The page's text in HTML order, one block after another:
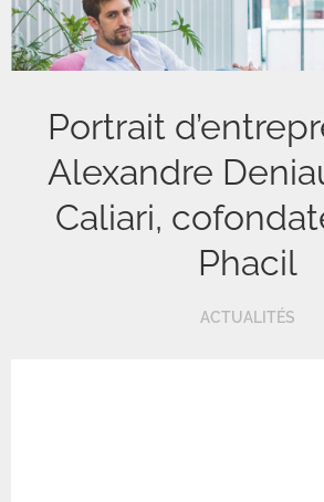
Portrait
Alexandre
Caliari,
Phacil
ACTUALITÉS